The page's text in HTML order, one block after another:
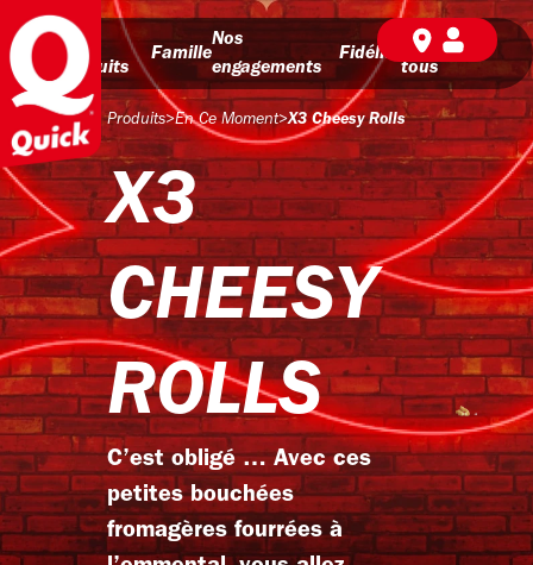
Nos
produits
Famille
Nos
engagements
Fidélité
BD pour
tous
Produits>En Ce Moment>X3 Cheesy Rolls
X3
CHEESY
ROLLS
C’est obligé … Avec ces
petites bouchées
fromagères fourrées à